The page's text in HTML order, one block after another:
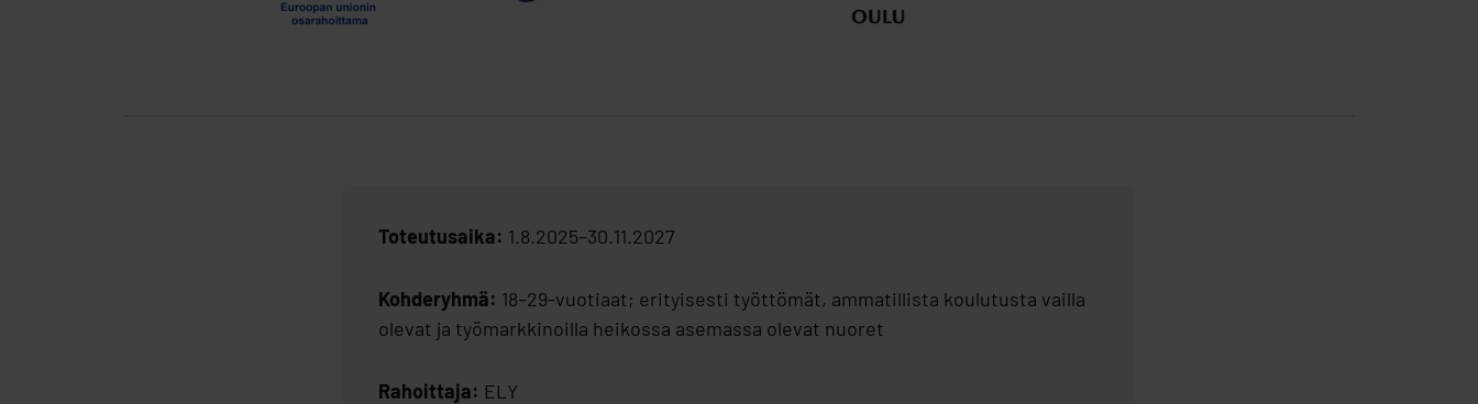
Toteutusaika: 1.8.2025–30.11.2027
Kohderyhmä: 18–29-vuotiaat; erityisesti työttömät, ammatillista koulutusta vailla
olevat ja työmarkkinoilla heikossa asemassa olevat nuoret
Rahoittaja: ELY